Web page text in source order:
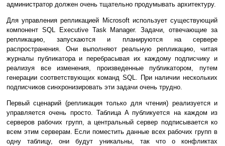
администратор должен очень тщательно продумывать архитектуру.
Для управления репликацией Microsoft использует существующий
компонент SQL Executive Task Manager. Задачи, отвечающие за
репликацию, запускаются и планируются на сервере
распространения. Они выполняют реальную репликацию, читая
журналы публикатора и перебрасывая их каждому подписчику и
реализуя все изменения, произведенные публикатором, путем
генерации соответствующих команд SQL. При наличии нескольких
подписчиков синхронизировать эти задачи очень трудно.
Первый сценарий (репликация только для чтения) реализуется и
управляется очень просто. Таблица A публикуется на каждом из
серверов рабочих групп, а центральный сервер подписывается ко
всем этим серверам. Если поместить данные всех рабочих групп в
одну таблицу, они будут уникальны, так что о конфликтах